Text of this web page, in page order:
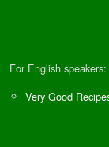
For English speakers:
Very Good